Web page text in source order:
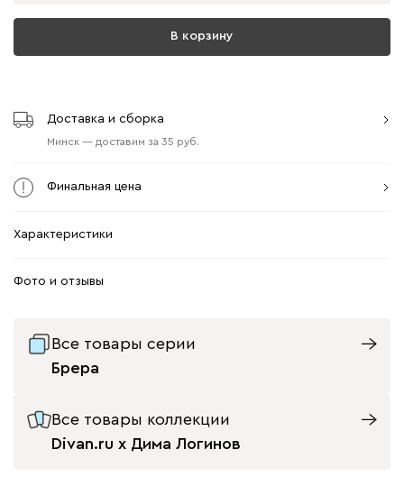
В корзину
Доставка и сборка
Минск — доставим за 35
Финальная цена
Характеристики
Фото и отзывы
Все товары серии
Брера
Все товары коллекции
Divan.ru x Дима Логинов